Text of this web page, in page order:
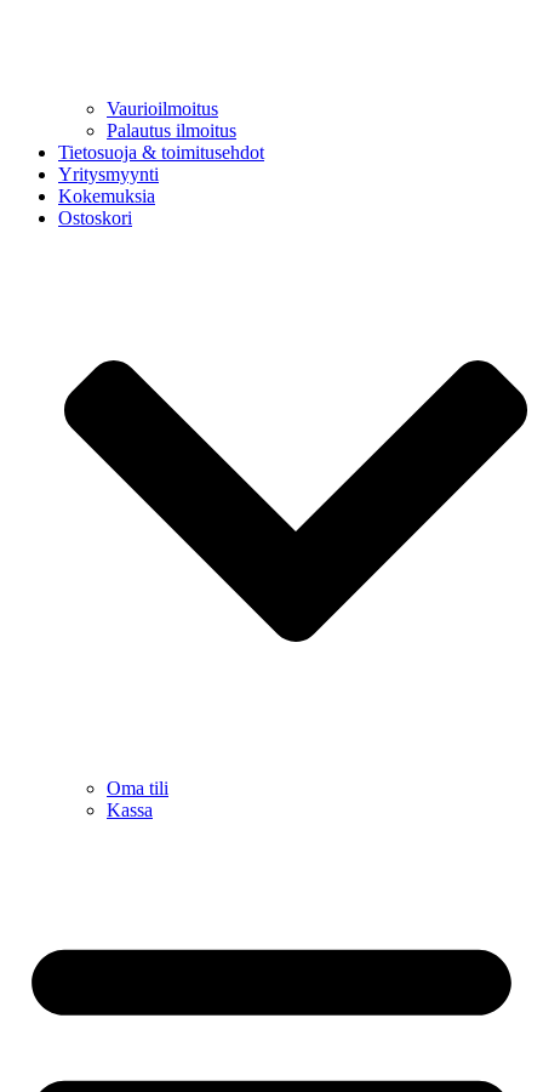
Vaurioilmoitus
Palautus ilmoitus
Tietosuoja & toimitusehdot
Yritysmyynti
Kokemuksia
Ostoskori
Oma tili
Kassa